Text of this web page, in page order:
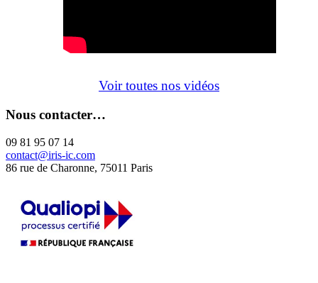
Voir toutes nos vidéos
Nous contacter…
09 81 95 07 14
contact@iris-ic.com
86 rue de Charonne, 75011 Paris